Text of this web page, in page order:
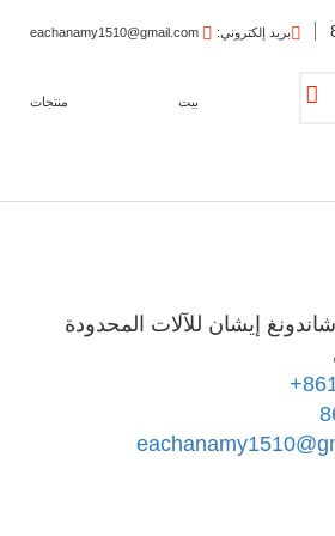
بيت منتجات
بريد إلكتروني: eachanamy1510@gmail.com
إيشان للآلات المحدودة